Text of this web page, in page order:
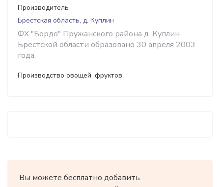
Производитель
Брестская область, д. Куплин
ФХ "Бордо" Пружанского района д. Куплин
Брестской области образовано 30 апреля 2003
года.
Производство овощей, фруктов
Вы можете бесплатно добавить